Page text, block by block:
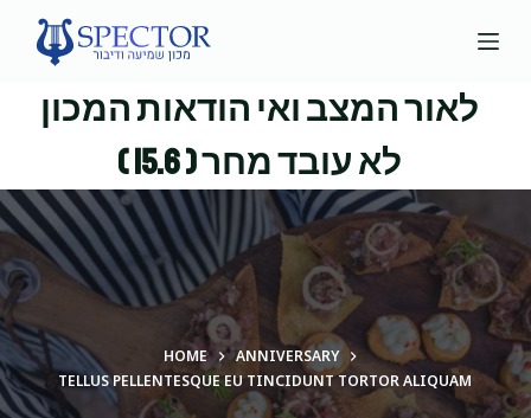
c
o
n
t
e
n
t
לאור המצב ואי הודאות המכון
לא עובד מחר ( 15.6 )
HOME
ANNIVERSARY
TELLUS PELLENTESQUE EU TINCIDUNT TORTOR ALIQUAM